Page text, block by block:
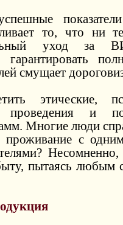
показатели
то, что ни
уход за
смущает
этические,
проведения и
Многие люди
проживание с
пытаясь любым